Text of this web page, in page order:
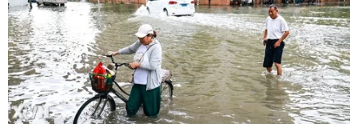
Ban tổ chức nhấn mạnh Anh Khoa ''có diễn xuất bản
năng, đầy năng lượng và hoạt bát để có thể hóa thân
vào một nhân vật không ngừng vận động trong nhịp
sống cuồng quay của phố thị."